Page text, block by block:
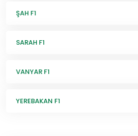
ŞAH F1
SARAH F1
VANYAR F1
YEREBAKAN F1